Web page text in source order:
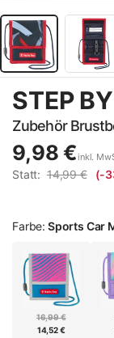
STEP
Zubehör
9,98 €inkl.
Statt: 14,99 € (-
Farbe: Sports Car
16,99 €
14,52 €